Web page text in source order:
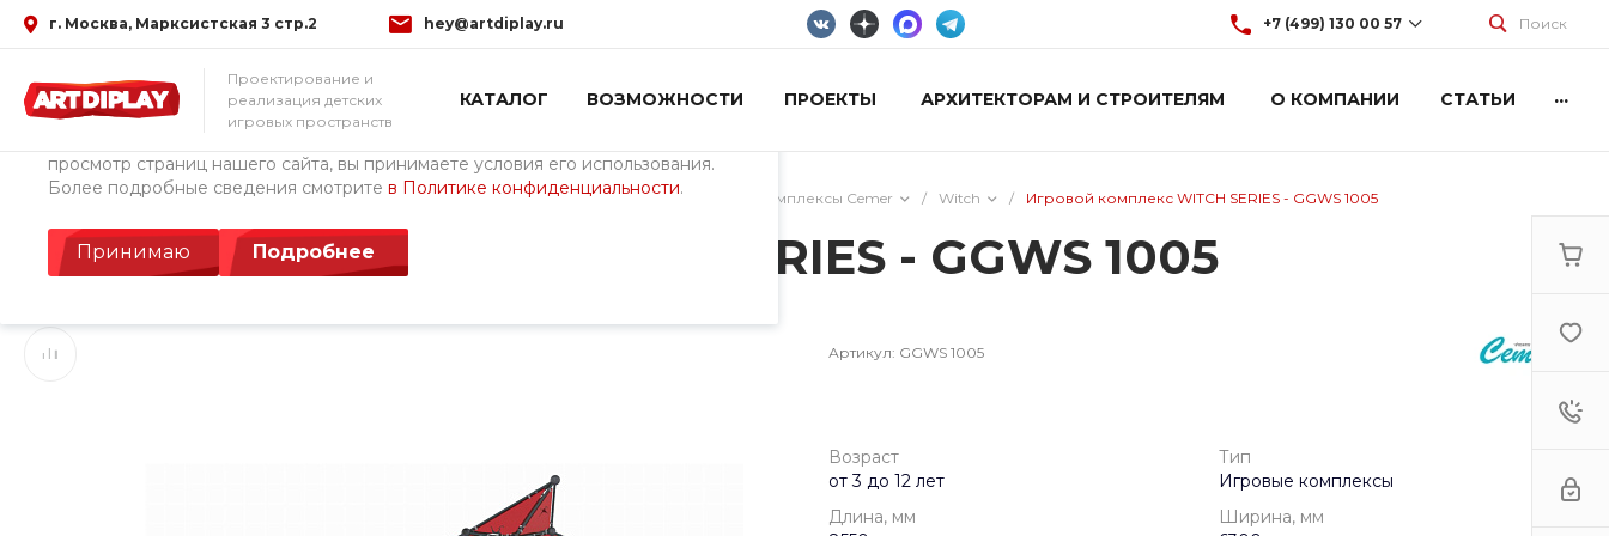
Использование файлов Cookie
Мы используем файлы cookie, разработанные нашими специалистами и
просмотр страниц нашего сайта, вы принимаете условия его использования.
Более подробные сведения смотрите в Политике конфиденциальности.
Принимаю Подробнее
г. Москва, Марксистская 3 стр.2 hey@artdiplay.ru +7 (499) 130 00 57 Поиск
Проектирование и
реализация детских
игровых пространств
КАТАЛОГ ВОЗМОЖНОСТИ ПРОЕКТЫ АРХИТЕКТОРАМ И СТРОИТЕЛЯМ О КОМПАНИИ СТАТЬИ ...
Главная / Каталог товаров / Детские площадки Cemer (Турция) / Тематические игровые комплексы Cemer / Witch / Игровой комплекс WITCH SERIES - GGWS 1005
Игровой комплекс WITCH SERIES - GGWS 1005
Артикул: GGWS 1005
Возраст
от 3 до 12 лет
Тип
Игровые комплексы
Длина, мм
Ширина, мм